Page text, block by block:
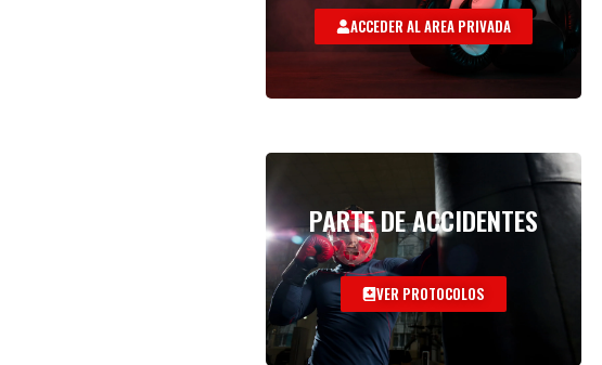
ACCEDER AL AREA PRIVADA
PARTE DE ACCIDENTES
VER PROTOCOLOS